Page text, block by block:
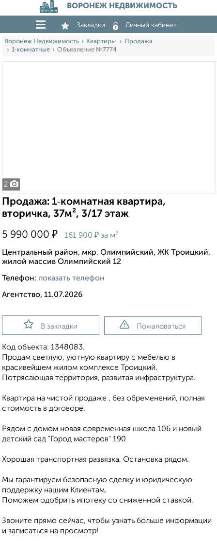
ВОРОНЕЖ НЕДВИЖИМОСТЬ
Закладки Личный кабинет
Воронеж Недвижимость Квартиры
Продажа
1‑комнатные
Объявление №7774
2
Продажа: 1‑комнатная квартира,
вторичка, 37м², 3/17 этаж
5 990 000 ₽ 161 900 ₽ за м²
Центральный район, мкр. Олимпийский, ЖК Троицкий,
жилой массив Олимпийский 12
Телефон: показать телефон
Агентство, 11.07.2026
В закладки Пожаловаться
Код объекта: 1348083.
Продам светлую, уютную квартиру с мебелью в
красивейшем жилом комплексе Троицкий.
Потрясающая территория, развитая инфраструктура.
Квартира на чистой продаже , без обременений, полная
стоимость в договоре.
Рядом с домом новая современная школа 106 и новый
детский сад "Город мастеров" 190
Хорошая транспортная развязка. Остановка рядом.
Мы гарантируем безопасную сделку и юридическую
поддержку нашим Клиентам.
Поможем одобрить ипотеку со сниженной ставкой.
Звоните прямо сейчас, чтобы узнать больше информации
и записаться на просмотр!